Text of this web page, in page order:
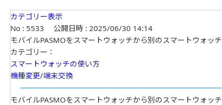
カテゴリー表示
No : 5533
公開日時 : 2025/06/30 14:14
モバイルPASMOをスマートウォッチから別のスマートウォッ
カテゴリー：
スマートウォッチの使い方
機種変更/端末交換
モバイルPASMOをスマートウォッチから別のスマートウォッ